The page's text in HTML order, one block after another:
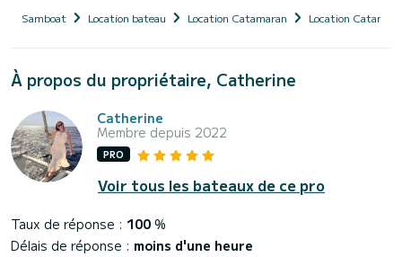
Samboat Location bateau Location Catamaran Location
À propos du propriétaire, Catherine
Catherine
Membre depuis 2022
PRO
Voir tous les bateaux de ce pro
Taux de réponse : 100 %
Délais de réponse : moins d'une heure